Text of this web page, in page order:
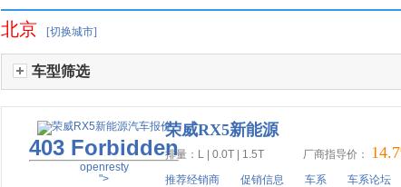
北京 [切换城市]
车型筛选
403 Forbidden
openresty
">
荣威RX5新能源
排量：L | 0.0T | 1.5T 厂商指导价：
推荐经销商
促销信息 车系 车系论坛